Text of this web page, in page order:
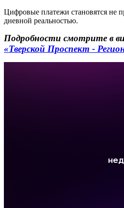
Циф­ро­вые пла­те­жи ста­но­вят­ся не
днев­ной ре­аль­но­стью.
Подробности смотрите в
«Тверской Проспект -